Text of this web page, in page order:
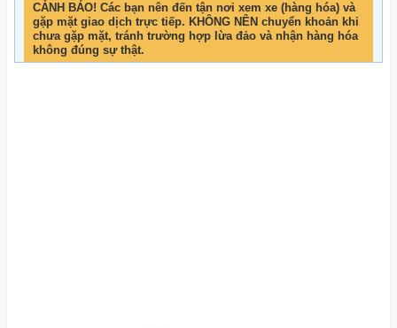
CẢNH BÁO! Các bạn nên đến tận nơi xem xe (hàng hóa) và
gặp mặt giao dịch trực tiếp. KHÔNG NÊN chuyển khoản khi
chưa gặp mặt, tránh trường hợp lừa đảo và nhận hàng hóa
không đúng sự thật.